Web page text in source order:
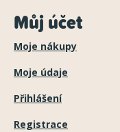
Můj účet
Moje nákupy
Moje údaje
Přihlášení
Registrace